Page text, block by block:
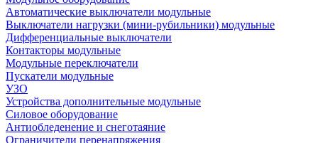
Автоматические выключатели модульные
Выключатели нагрузки (мини-рубильники) модульные
Дифференциальные выключатели
Контакторы модульные
Модульные переключатели
Пускатели модульные
УЗО
Устройства дополнительные модульные
Силовое оборудование
Антиобледенение и снеготаяние
Ограничители перенапряжения